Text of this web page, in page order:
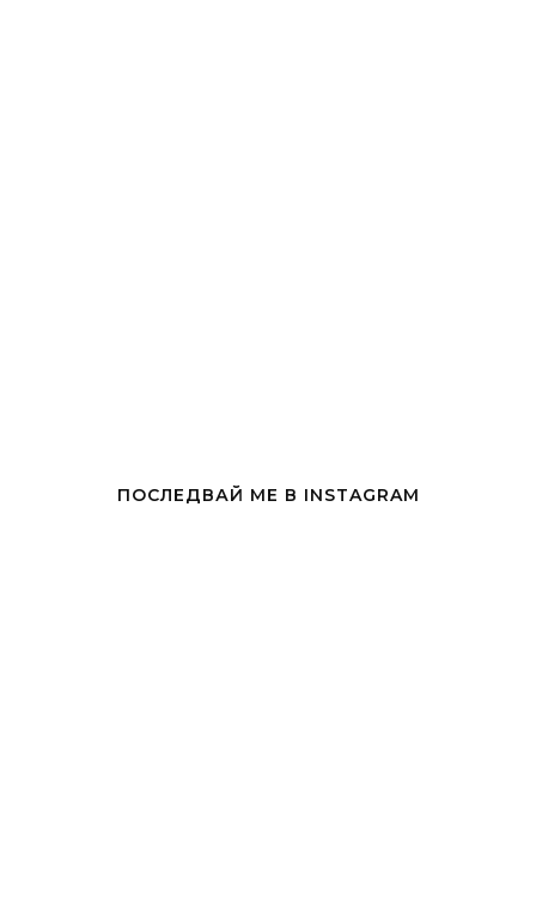
ПОСЛЕДВАЙ МЕ В INSTAGRAM